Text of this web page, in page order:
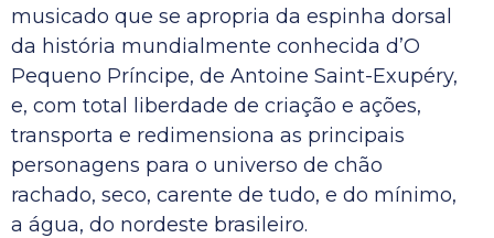
musicado que se apropria da espinha dorsal
da história mundialmente conhecida d’O
Pequeno Príncipe, de Antoine Saint-Exupéry,
e, com total liberdade de criação e ações,
transporta e redimensiona as principais
personagens para o universo de chão
rachado, seco, carente de tudo, e do mínimo,
a água, do nordeste brasileiro.